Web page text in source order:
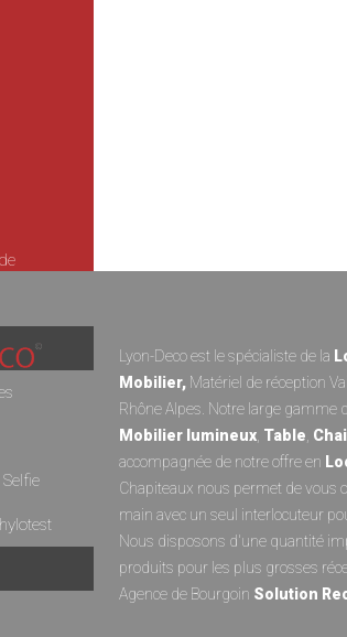
Lyon-Deco est le spécialiste de la
Mobilier, Matériel de réception
Rhône Alpes. Notre large gamme
Mobilier lumineux Table
accompagnée de notre offre en
Chapiteaux nous permet de vous
main avec un seul interlocuteur
Nous disposons d'une quantité
produits pour les plus grosses
Agence de Bourgoin Solution